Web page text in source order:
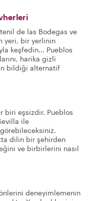
de las Bodegas ve
yeri, bir yerlinin
keşfedin... Pueblos
harika gizli
bildiği alternatif
biri eşsizdir. Pueblos
ile
görebileceksiniz.
dilin bir şehirden
ve birbirlerini nasıl
deneyimlemenin